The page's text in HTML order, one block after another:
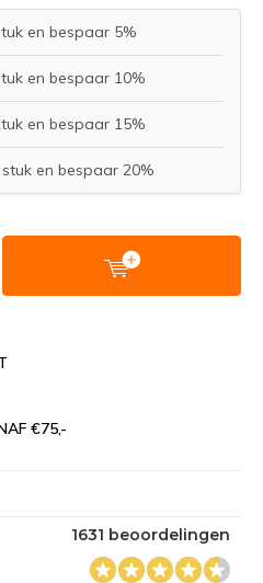
en bespaar 5%
en bespaar 10%
en bespaar 15%
en bespaar 20%
€75,-
1631 beoordelingen